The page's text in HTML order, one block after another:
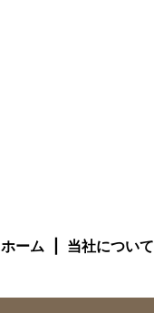
ホーム 当社について